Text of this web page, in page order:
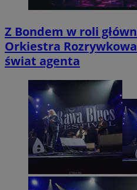
Z Bondem w roli
Orkiestra
świat agenta